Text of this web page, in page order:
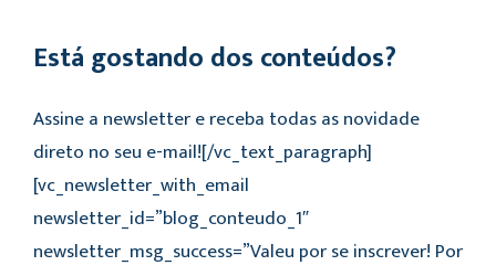
Está gostando dos conteúdos?
Assine a newsletter e receba todas as novidade
direto no seu e-mail![/vc_text_paragraph]
[vc_newsletter_with_email
newsletter_id=”blog_conteudo_1″
newsletter_msg_success=”Valeu por se inscrever! Por